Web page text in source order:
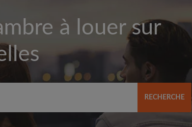
à louer sur
RECHERCHE